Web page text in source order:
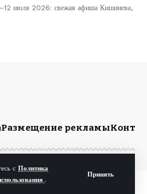
с Политика
.
Принять
июля 2026: свежая афиша Кишинева,
Размещение рекламы
права защищены.